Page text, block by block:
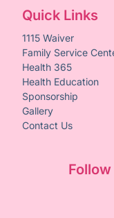
Quick Links
1115 Waiver
Family Service
Health 365
Health Education
Sponsorship
Gallery
Contact Us